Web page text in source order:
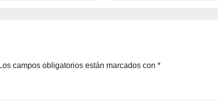
Los campos obligatorios están marcados con *